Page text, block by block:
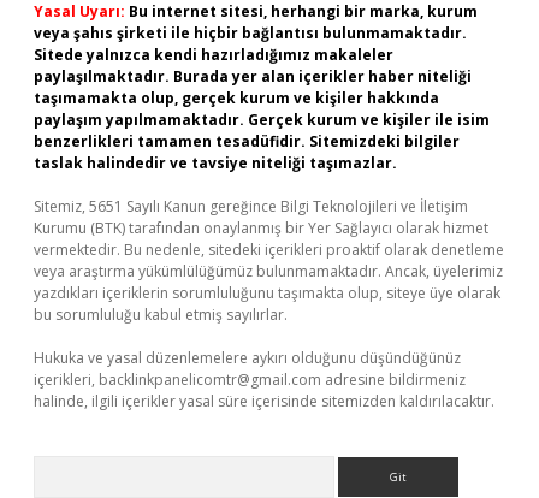
Yasal Uyarı: Bu internet sitesi, herhangi bir marka, kurum
veya şahıs şirketi ile hiçbir bağlantısı bulunmamaktadır.
Sitede yalnızca kendi hazırladığımız makaleler
paylaşılmaktadır. Burada yer alan içerikler haber niteliği
taşımamakta olup, gerçek kurum ve kişiler hakkında
paylaşım yapılmamaktadır. Gerçek kurum ve kişiler ile isim
benzerlikleri tamamen tesadüfidir. Sitemizdeki bilgiler
taslak halindedir ve tavsiye niteliği taşımazlar.
Sitemiz, 5651 Sayılı Kanun gereğince Bilgi Teknolojileri ve İletişim
Kurumu (BTK) tarafından onaylanmış bir Yer Sağlayıcı olarak hizmet
vermektedir. Bu nedenle, sitedeki içerikleri proaktif olarak denetleme
veya araştırma yükümlülüğümüz bulunmamaktadır. Ancak, üyelerimiz
yazdıkları içeriklerin sorumluluğunu taşımakta olup, siteye üye olarak
bu sorumluluğu kabul etmiş sayılırlar.
Hukuka ve yasal düzenlemelere aykırı olduğunu düşündüğünüz
içerikleri, backlinkpanelicomtr@gmail.com adresine bildirmeniz
halinde, ilgili içerikler yasal süre içerisinde sitemizden kaldırılacaktır.